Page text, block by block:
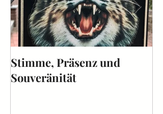
Stimme, Präsenz und
Souveränität